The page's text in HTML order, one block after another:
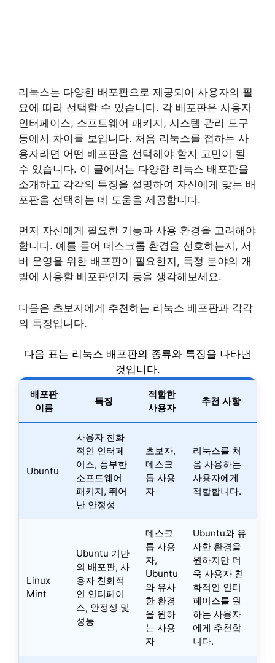
리눅스는 다양한 배포판으로 제공되어 사용자의 필
요에 따라 선택할 수 있습니다. 각 배포판은 사용자
인터페이스, 소프트웨어 패키지, 시스템 관리 도구
등에서 차이를 보입니다. 처음 리눅스를 접하는 사
용자라면 어떤 배포판을 선택해야 할지 고민이 될
수 있습니다. 이 글에서는 다양한 리눅스 배포판을
소개하고 각각의 특징을 설명하여 자신에게 맞는 배
포판을 선택하는 데 도움을 제공합니다.
먼저 자신에게 필요한 기능과 사용 환경을 고려해야
합니다. 예를 들어 데스크톱 환경을 선호하는지, 서
버 운영을 위한 배포판이 필요한지, 특정 분야의 개
발에 사용할 배포판인지 등을 생각해보세요.
다음은 초보자에게 추천하는 리눅스 배포판과 각각
의 특징입니다.
다음 표는 리눅스 배포판의 종류와 특징을 나타낸
것입니다.
배포판
이름
특징
적합한
사용자
추천 사항
Ubuntu
사용자 친화
적인 인터페
이스, 풍부한
소프트웨어
패키지, 뛰어
난 안정성
초보자,
데스크
톱 사용
자
리눅스를 처
음 사용하는
사용자에게
적합합니다.
Linux
Mint
Ubuntu 기반
의 배포판, 사
용자 친화적
인 인터페이
스, 안정성 및
성능
데스크
톱 사용
자,
Ubuntu
와 유사
한 환경
을 원하
는 사용
자
Ubuntu와 유
사한 환경을
원하지만 더
욱 사용자 친
화적인 인터
페이스를 원
하는 사용자
에게 추천합
니다.